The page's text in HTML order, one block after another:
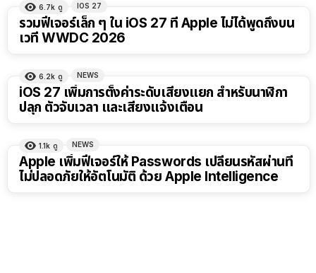
6.7k ดู IOS 27
รวมฟีเจอร์เล็ก ๆ ใน iOS 27 ที่ Apple ไม่ได้พูดถึงบน
เวที WWDC 2026
6.2k ดู NEWS
iOS 27 เพิ่มการตั้งค่าระดับเสียงแยก สำหรับนาฬิกา
ปลุก ตัวจับเวลา และเสียงแจ้งเตือน
1.1k ดู NEWS
Apple เพิ่มฟีเจอร์ให้ Passwords เปลี่ยนรหัสผ่านที่
ไม่ปลอดภัยให้อัตโนมัติ ด้วย Apple Intelligence